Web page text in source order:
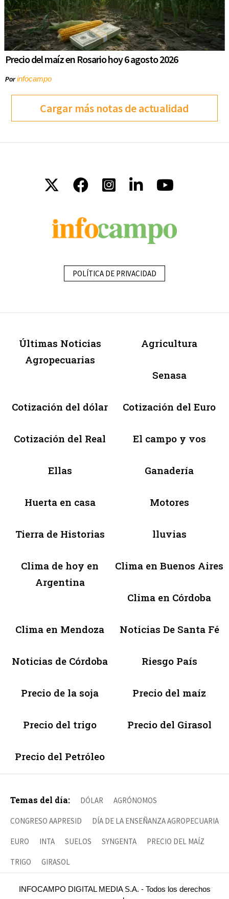
Precio del maíz en Rosario hoy 6 agosto 2026
Porinfocampo
Cargar más notas de actualidad
POLÍTICA DE PRIVACIDAD
Últimas Noticias
Agropecuarias
Agricultura
Senasa
Cotización del dólar Cotización del Euro
Cotización del Real El campo y vos
Ellas Ganadería
Huerta en casa Motores
Tierra de Historias lluvias
Clima de hoy en
Argentina
Clima en Buenos Aires
Clima en Córdoba
Clima en Mendoza Noticias De Santa Fé
Noticias de Córdoba Riesgo País
Precio de la soja Precio del maíz
Precio del trigo Precio del Girasol
Precio del Petróleo
Temas del día: DÓLAR AGRÓNOMOS
CONGRESO AAPRESID DÍA DE LA ENSEÑANZA AGROPECUARIA
EURO INTA SUELOS SYNGENTA PRECIO DEL MAÍZ
TRIGO GIRASOL
INFOCAMPO DIGITAL MEDIA S.A. - Todos los derechos